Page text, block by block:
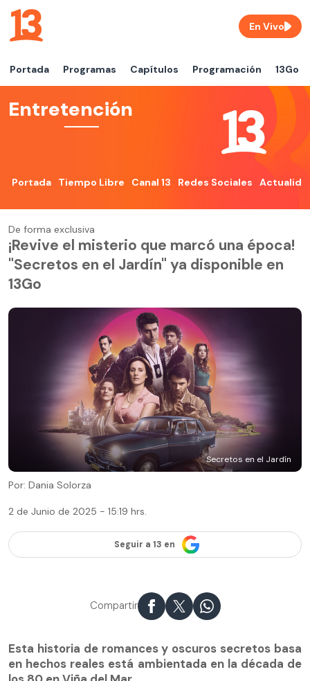
Portada Programas Capítulos Programación 13Go
En Vivo
Entretención
Portada Tiempo Libre Canal 13 Redes Sociales
De forma exclusiva
¡Revive el misterio que marcó una época!
"Secretos en el Jardín" ya disponible en
13Go
Secretos en el Jardín
Por: Dania Solorza
2 de Junio de 2025 - 15:19 hrs.
Seguir a 13 en
Compartir
Esta historia de romances y oscuros secretos basa
en hechos reales está ambientada en la década de